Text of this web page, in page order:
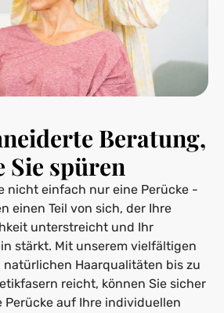
Beratung,
Sie spüren
nicht einfach nur eine Perücke -
einen Teil von sich, der Ihre
unterstreicht und Ihr
stärkt. Mit unserem vielfältigen
natürlichen Haarqualitäten bis zu
reicht, können Sie sicher
Perücke auf Ihre individuellen